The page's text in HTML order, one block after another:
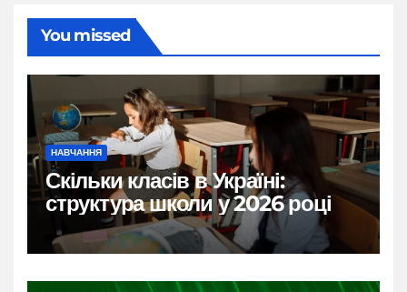
You missed
НАВЧАННЯ
Скільки класів в Україні:
структура школи у 2026 році